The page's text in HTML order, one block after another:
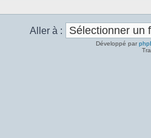
Aller à :
Développé par